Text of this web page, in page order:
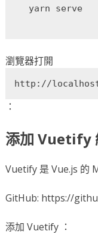
瀏覽器打開
http://
：
添加 Vuetify
Vuetify 是 Vue.js 的
GitHub: https://
添加 Vuetify ：